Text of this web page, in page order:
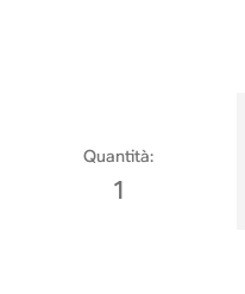
Quantità:
1